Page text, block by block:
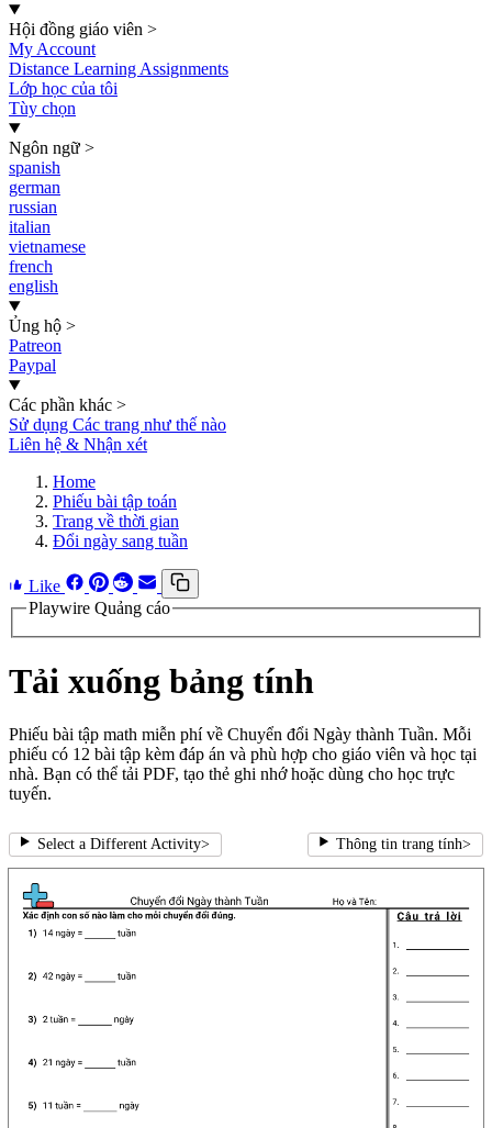
Hội đồng giáo viên >
My Account
Distance Learning Assignments
Lớp học của tôi
Tùy chọn
Ngôn ngữ >
spanish
german
russian
italian
vietnamese
french
english
Ủng hộ >
Patreon
Paypal
Các phần khác >
Sử dụng Các trang như thế nào
Liên hệ & Nhận xét
Home
Phiếu bài tập toán
Trang về thời gian
Đổi ngày sang tuần
Like
Playwire Quảng cáo
Tải xuống bảng tính
Phiếu bài tập math miễn phí về Chuyển đổi Ngày thành Tuần. Mỗi
phiếu có 12 bài tập kèm đáp án và phù hợp cho giáo viên và học tại
nhà. Bạn có thể tải PDF, tạo thẻ ghi nhớ hoặc dùng cho học trực
tuyến.
Select a Different Activity> Thông tin trang tính>